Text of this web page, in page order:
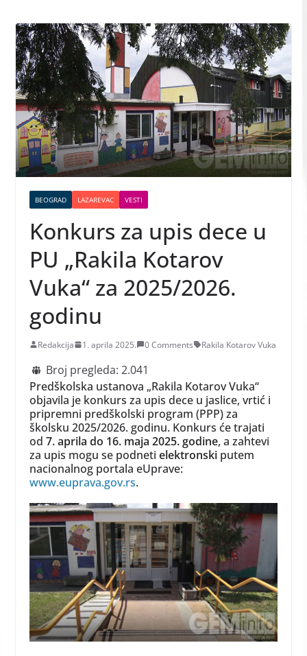
BEOGRAD LAZAREVAC VESTI
Konkurs za upis dece u
PU „Rakila Kotarov
Vuka“ za 2025/2026.
godinu
Redakcija 1. aprila 2025. 0 Comments Rakila Kotarov Vuka
Broj pregleda: 2.041
Predškolska ustanova „Rakila Kotarov Vuka“
objavila je konkurs za upis dece u jaslice, vrtić i
pripremni predškolski program (PPP) za
školsku 2025/2026. godinu. Konkurs će trajati
od 7. aprila do 16. maja 2025. godine, a zahtevi
za upis mogu se podneti elektronskiputem
nacionalnog portala eUprave:
www.euprava.gov.rs.